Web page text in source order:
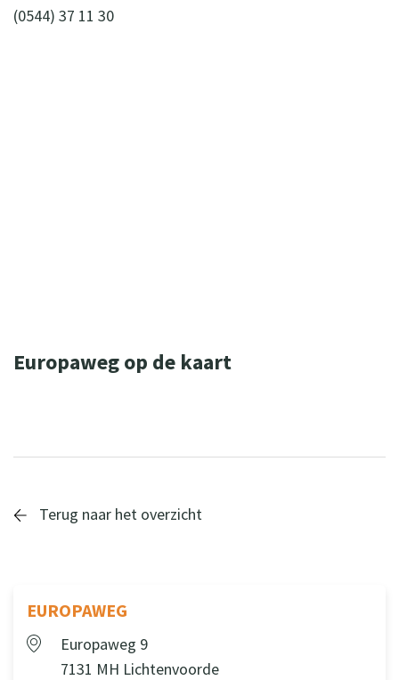
EUROPAWEG
Europaweg 9
7131 MH Lichtenvoorde
(0544) 37 11 30
Europaweg op de kaart
−
Terug naar het overzicht